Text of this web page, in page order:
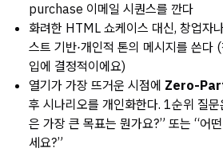
purchase 이메일 시퀀스를 깐다
화려한 HTML 쇼케이스 대신, 창업자
스트 기반·개인적 톤의 메시지를 쓴다
입에 결정적이에요)
열기가 가장 뜨거운 시점에 Zero-
후 시나리오를 개인화한다. 1순위 질
은 가장 큰 목표는 뭔가요?” 또는 “어
세요?”